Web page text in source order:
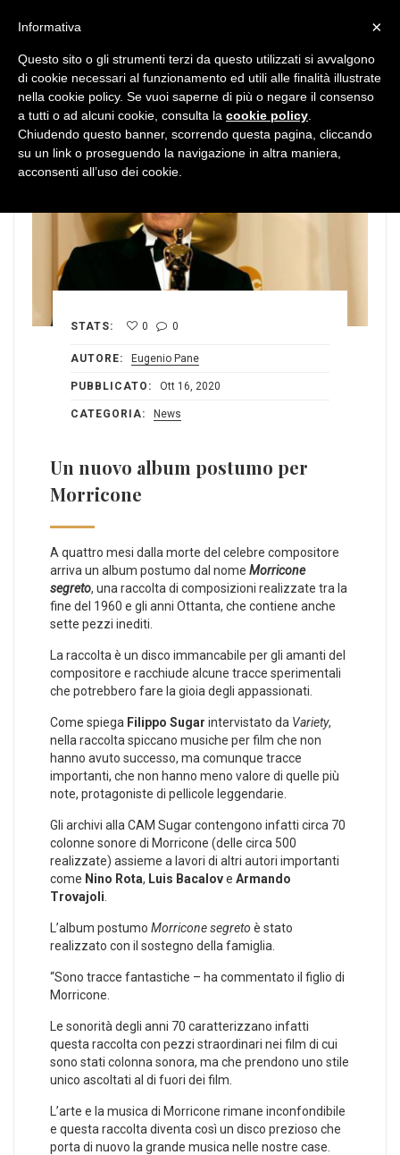
STATS: 0 0
AUTORE: Eugenio Pane
PUBBLICATO: Ott 16, 2020
CATEGORIA: News
Un nuovo album postumo per
Morricone
A quattro mesi dalla morte del celebre compositore
arriva un album postumo dal nome Morricone
segreto, una raccolta di composizioni realizzate tra la
fine del 1960 e gli anni Ottanta, che contiene anche
sette pezzi inediti.
La raccolta è un disco immancabile per gli amanti del
compositore e racchiude alcune tracce sperimentali
che potrebbero fare la gioia degli appassionati.
Come spiega Filippo Sugar intervistato da Variety,
nella raccolta spiccano musiche per film che non
hanno avuto successo, ma comunque tracce
importanti, che non hanno meno valore di quelle più
note, protagoniste di pellicole leggendarie.
Gli archivi alla CAM Sugar contengono infatti circa 70
colonne sonore di Morricone (delle circa 500
realizzate) assieme a lavori di altri autori importanti
come Nino Rota, Luis Bacalove Armando
Trovajoli
L’album postumo Morricone segreto è stato
realizzato con il sostegno della famiglia.
“Sono tracce fantastiche – ha commentato il figlio di
Morricone.
Le sonorità degli anni 70 caratterizzano infatti
questa raccolta con pezzi straordinari nei film di cui
sono stati colonna sonora, ma che prendono uno stile
unico ascoltati al di fuori dei film.
L’arte e la musica di Morricone rimane inconfondibile
e questa raccolta diventa così un disco prezioso che
porta di nuovo la grande musica nelle nostre case.
×
Informativa
Questo sito o gli strumenti terzi da questo utilizzati si avvalgono
di cookie necessari al funzionamento ed utili alle finalità illustrate
nella cookie policy. Se vuoi saperne di più o negare il consenso
a tutti o ad alcuni cookie, consulta la cookie policy
Chiudendo questo banner, scorrendo questa pagina, cliccando
su un link o proseguendo la navigazione in altra maniera,
acconsenti all’uso dei cookie.